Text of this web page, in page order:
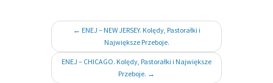
← ENEJ – NEW JERSEY. Kolędy, Pastorałki i
Największe Przeboje.
ENEJ – CHICAGO. Kolędy, Pastorałki i Największe
Przeboje. →